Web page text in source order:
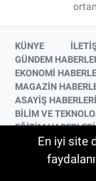
KÜNYE
GÜNDEM
EKONOMİ
MAGAZİN
ASAYİŞ HABERLERİ
BİLİM VE
EĞİTİM HABERLERİ
SAĞLIK HABERLERİ
YEREL HABERLER
SİNEMA VE
En iyi site